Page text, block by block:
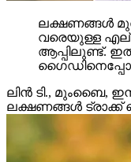
ലക്ഷണങ്ങൾ
വരെയുള്ള
ആപ്പിലുണ്ട്.
ലിൻ ടി., മുംബൈ,
ലക്ഷണങ്ങൾ